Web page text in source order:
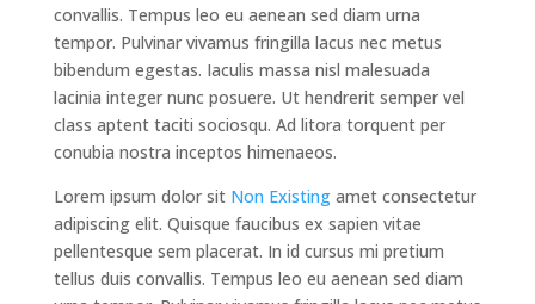
convallis. Tempus leo eu aenean sed diam urna
tempor. Pulvinar vivamus fringilla lacus nec metus
bibendum egestas. Iaculis massa nisl malesuada
lacinia integer nunc posuere. Ut hendrerit semper vel
class aptent taciti sociosqu. Ad litora torquent per
conubia nostra inceptos himenaeos.
Lorem ipsum dolor sit Non Existingamet consectetur
adipiscing elit. Quisque faucibus ex sapien vitae
pellentesque sem placerat. In id cursus mi pretium
tellus duis convallis. Tempus leo eu aenean sed diam